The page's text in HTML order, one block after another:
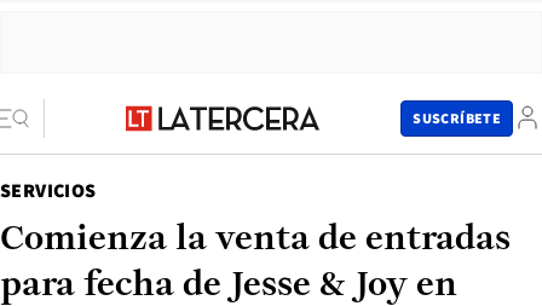
SUSCRÍBETE
SERVICIOS
Comienza la venta de entradas
para fecha de Jesse & Joy en